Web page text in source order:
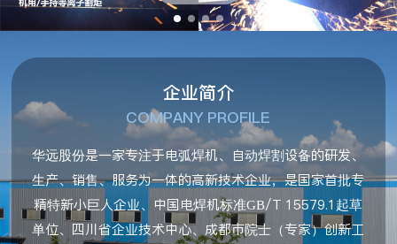
企业简介
COMPANY PROFILE
华远股份是一家专注于电弧焊机、自动焊割设备的研发、
生产、销售、服务为一体的高新技术企业，是国家首批专
精特新小巨人企业、中国电焊机标准GB/T 15579.1起草
单位、四川省企业技术中心、成都市院士（专家）创新工